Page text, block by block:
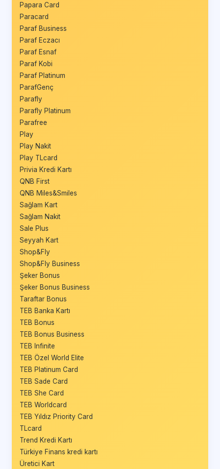
Papara Card
Paracard
Paraf Business
Paraf Eczacı
Paraf Esnaf
Paraf Kobi
Paraf Platinum
ParafGenç
Parafly
Parafly Platinum
Parafree
Play
Play Nakit
Play TLcard
Privia Kredi Kartı
QNB First
QNB Miles&Smiles
Sağlam Kart
Sağlam Nakit
Sale Plus
Seyyah Kart
Shop&Fly
Shop&Fly Business
Şeker Bonus
Şeker Bonus Business
Taraftar Bonus
TEB Banka Kartı
TEB Bonus
TEB Bonus Business
TEB Infinite
TEB Özel World Elite
TEB Platinum Card
TEB Sade Card
TEB She Card
TEB Worldcard
TEB Yıldız Priority Card
TLcard
Trend Kredi Kartı
Türkiye Finans kredi kartı
Üretici Kart